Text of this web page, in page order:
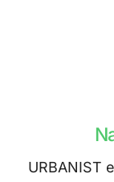
URBANIST